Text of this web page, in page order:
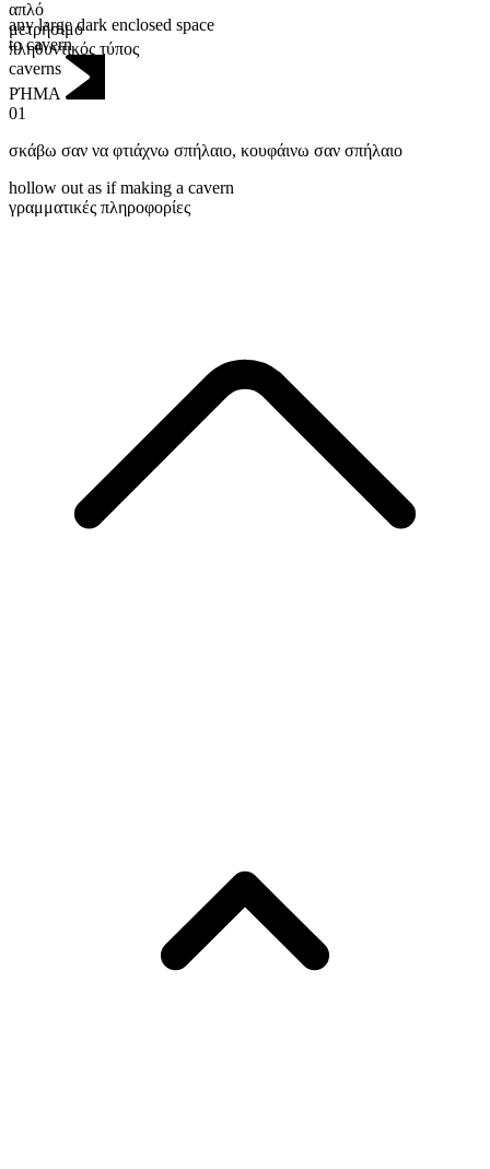
απλό
μετρήσιμο
πληθυντικός τύπος
caverns
any large dark enclosed space
to cavern
ΡΉΜΑ
01
σκάβω σαν να φτιάχνω σπήλαιο, κουφάινω σαν σπήλαιο
hollow out as if making a cavern
γραμματικές πληροφορίες